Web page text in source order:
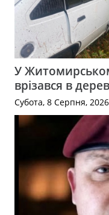
У
врізався в
Субота, 8 Серпня, 2026